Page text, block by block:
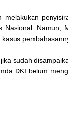
Nasional. Namun,
sudah
DKI belum